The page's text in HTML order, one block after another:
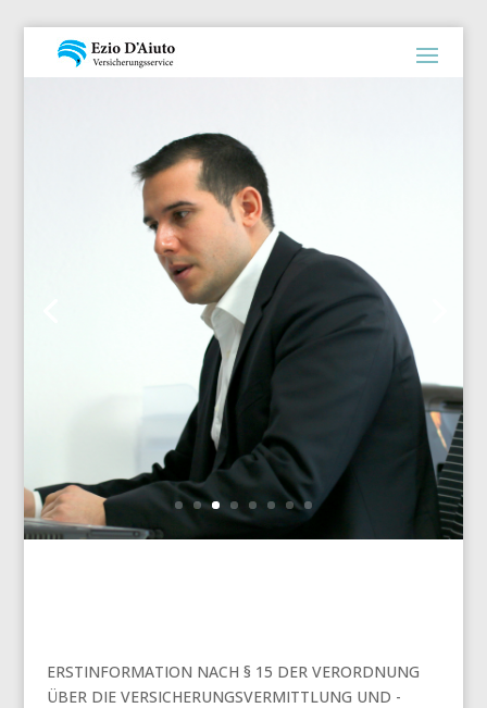
Versicherungsmakler
ERSTINFORMATION NACH § 15 DER VERORDNUNG
ÜBER DIE VERSICHERUNGSVERMITTLUNG UND -